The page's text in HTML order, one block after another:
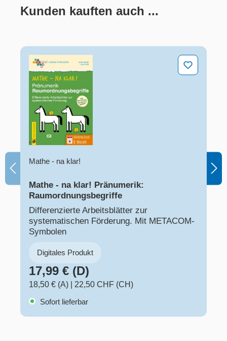
Produktgalerie überspringen
Kunden kauften auch ...
Mathe - na klar! Pränumerik: Raumordnungsbegriffe
Mathe - na klar!
Mathe - na klar! Pränumerik:
Raumordnungsbegriffe
Differenzierte Arbeitsblätter zur
systematischen Förderung. Mit METACOM-
Symbolen
Digitales Produkt
17,99 € (D)
18,50 € (A)
22,50 CHF (CH)
Sofort lieferbar